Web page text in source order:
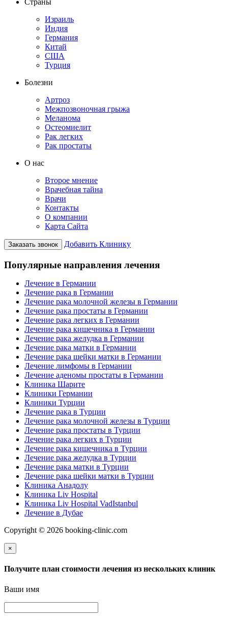
Страны
Израиль
Индия
Германия
Китай
США
Турция
Болезни
Артроз
Межпозвоночная грыжа
Меланома
Остеомиелит
Рак легких
Рак простаты
О нас
Второе мнение
Врачебная тайна
Врачи
Контакты
О компании
Карта Сайта
Заказать звонок Добавить Клинику
Популярные направления лечения
Лечение в Германии
Лечение рака в Германии
Лечение рака молочной железы в Германии
Лечение рака простаты в Германии
Лечение рака легких в Германии
Лечение рака кишечника в Германии
Лечение рака желудка в Германии
Лечение рака матки в Германии
Лечение рака шейки матки в Германии
Лечение лимфомы в Германии
Лечение аденомы простаты в Германии
Клиника Шарите
Клиники Германии
Клиники Турции
Лечение рака в Турции
Лечение рака молочной железы в Турции
Лечение рака простаты в Турции
Лечение рака легких в Турции
Лечение рака кишечника в Турции
Лечение рака желудка в Турции
Лечение рака матки в Турции
Лечение рака шейки матки в Турции
Клиника Анадолу
Клиника Liv Hospital
Клиника Liv Hospital VadIstanbul
Лечение в Дубае
Copyright © 2026 booking-clinic.com
×
Получите план стоимости лечения из нескольких клиник
Ваши имя